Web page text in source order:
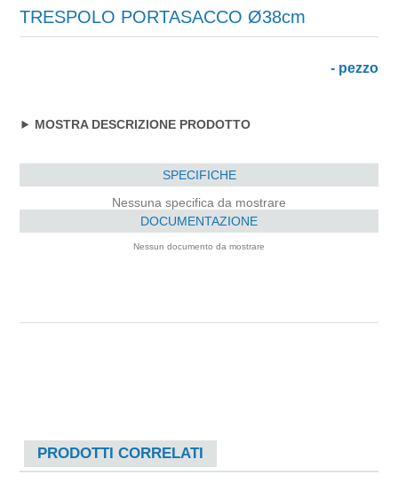
TRESPOLO PORTASACCO Ø38cm
- pezzo
MOSTRA DESCRIZIONE PRODOTTO
SPECIFICHE
Nessuna specifica da mostrare
DOCUMENTAZIONE
Nessun documento da mostrare
PRODOTTI CORRELATI